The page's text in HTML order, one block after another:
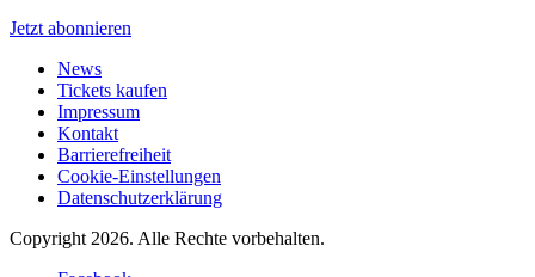
Jetzt abonnieren
News
Tickets kaufen
Impressum
Kontakt
Barrierefreiheit
Cookie-Einstellungen
Datenschutzerklärung
Copyright 2026. Alle Rechte vorbehalten.